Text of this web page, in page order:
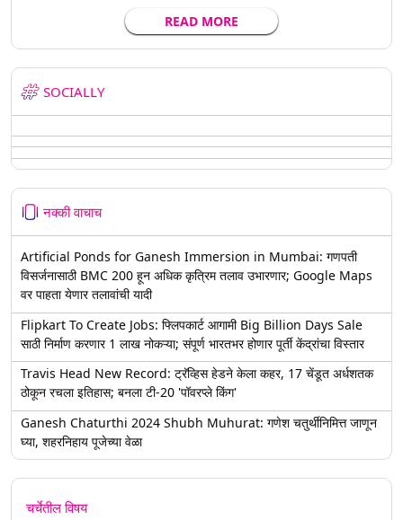
READ MORE
SOCIALLY
नक्की वाचाच
Artificial Ponds for Ganesh Immersion in Mumbai: गणपती
विसर्जनासाठी BMC 200 हून अधिक कृत्रिम तलाव उभारणार; Google Maps
वर पाहता येणार तलावांची यादी
Flipkart To Create Jobs: फ्लिपकार्ट आगामी Big Billion Days Sale
साठी निर्माण करणार 1 लाख नोकऱ्या; संपूर्ण भारतभर होणार पूर्ती केंद्रांचा विस्तार
Travis Head New Record: ट्रॅव्हिस हेडने केला कहर, 17 चेंडूत अर्धशतक
ठोकून रचला इतिहास; बनला टी-20 'पॉवरप्ले किंग'
Ganesh Chaturthi 2024 Shubh Muhurat: गणेश चतुर्थीनिमित्त जाणून
घ्या, शहरनिहाय पूजेच्या वेळा
चर्चेतील विषय